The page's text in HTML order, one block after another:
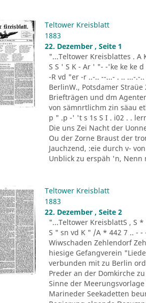
Teltower Kreisblatt
1883
22. Dezember , Seite 1
"...Teltower Kreisblattes .
S S ' S K - Ar ' "- -'ke ke ke
-R vd "er -r ..-.. --...- . .. ...-.-
BerlinW., Potsdamer
Briefträgen und dm
von sämnrtlichm zin säau
p " .p -' 't s 1s S I . i02 . .
Die uns Zei Nacht der
Ou der Zorne Braust der
Jauchzend, :eie durch v-
Unblick zu erspäh 'n, Nenn
Teltower Kreisblatt
1883
22. Dezember , Seite 2
"...Teltower KreisblattS , S
S " sn vd K " /A * 442 7 .. -
Wiwschaden Zehlendorf
hiesige Gefangverein
verbunden mit zu Berlin
Preder an der Domkirche
Sinne der
Marineder Seekadetten